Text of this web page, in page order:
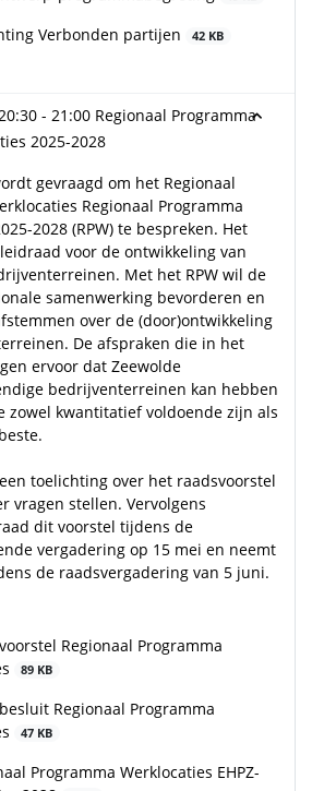
Verbonden partijen 42 KB
- 21:00 Regionaal Programma
2025-2028
gevraagd om het Regionaal
Regionaal Programma
2028 (RPW) te bespreken. Het
voor de ontwikkeling van
Met het RPW wil de
samenwerking bevorderen en
over de (door)ontwikkeling
De afspraken die in het
ervoor dat Zeewolde
bedrijventerreinen kan hebben
zowel kwantitatief voldoende zijn als
toelichting over het raadsvoorstel
vragen stellen. Vervolgens
dit voorstel tijdens de
vergadering op 15 mei en neemt
de raadsvergadering van 5 juni.
Regionaal Programma
89 KB
Regionaal Programma
47 KB
Programma Werklocaties EHPZ-